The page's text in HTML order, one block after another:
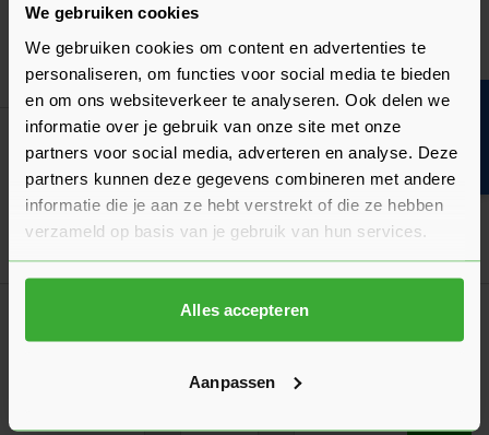
We gebruiken cookies
We gebruiken cookies om content en advertenties te
personaliseren, om functies voor social media te bieden
en om ons websiteverkeer te analyseren. Ook delen we
informatie over je gebruik van onze site met onze
partners voor social media, adverteren en analyse. Deze
partners kunnen deze gegevens combineren met andere
informatie die je aan ze hebt verstrekt of die ze hebben
verzameld op basis van je gebruik van hun services.
Alles accepteren
Aanpassen
Nu33,70
In
Gipsvezelplaatschroef Gefosfateerd 3,9x45
mm - Doos à 1000 stuks
Nu42,45per doos
Gipsvezelplaatschroef Gefosfateerd 3,9x55
mm - Doos à 1000 stuks
In